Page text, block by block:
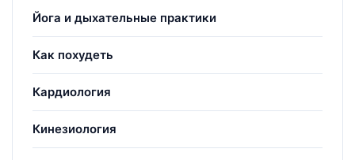
Йога и дыхательные практики
Как похудеть
Кардиология
Кинезиология